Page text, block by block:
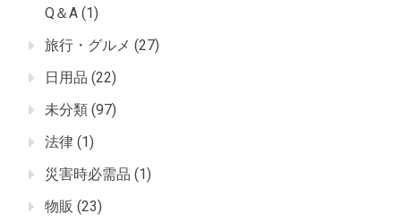
Q＆A (1)
旅行・グルメ (27)
日用品 (22)
未分類 (97)
法律 (1)
災害時必需品 (1)
物販 (23)